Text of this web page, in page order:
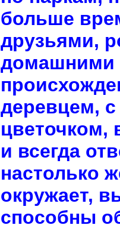
больше
друзьями,
домашними
деревцем,
цветочком,
и всегда
настолько
окружает,
способны